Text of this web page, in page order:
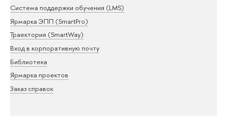
Система поддержки обучения (LMS)
Ярмарка ЭПП (SmartPro)
Траектория (SmartWay)
Вход в корпоративную почту
Библиотека
Ярмарка проектов
Заказ справок